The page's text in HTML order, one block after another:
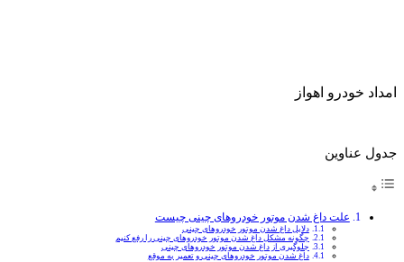
امداد خودرو اهواز
جدول عناوین
علت داغ شدن موتور خودروهای چینی چیست
دلایل داغ شدن موتور خودروهای چینی
چگونه مشکل داغ شدن موتور خودروهای چینی را رفع کنیم
جلوگیری از داغ شدن موتور خودروهای چینی
داغ شدن موتور خودروهای چینی و تعمیر به ‌موقع